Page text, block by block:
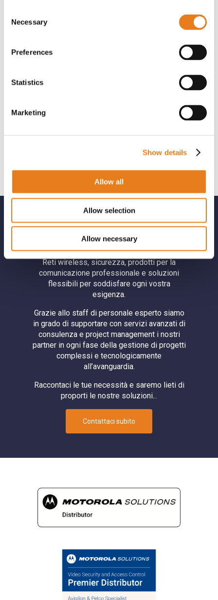
Selection
Necessary
Preferences
Statistics
Marketing
Show details
Allow all
Allow selection
Allow necessary
Sicurezza
Aikom Technology: distributore a valore
aggiunto
Reti wireless, sicurezza, prodotti per la
comunicazione professionale e soluzioni
flessibili per soddisfare ogni vostra
esigenza.
Grazie allo staff di personale esperto siamo
in grado di supportare con servizi avanzati di
consulenza e project management i nostri
partner in ogni fase della gestione di progetti
complessi e tecnologicamente
all’avanguardia.
Raccontaci le tue necessità e saremo lieti di
proporti le nostre soluzioni...
Contattaci subito